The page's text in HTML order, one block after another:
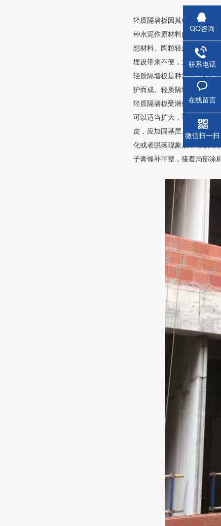
轻质隔墙板因其稳定的物理
种水泥作原材料的轻质墙板
想材料。陶粒轻质隔墙板砖
埋设带来不便，尤其是厨房
轻质隔墙板是种新型节能墙
护而成。轻质隔墙板具有质
轻质隔墙板受潮修补方法1
可以适当扩大，可比现有返
皮，应加固基层。在施工时
化或者脱落现象后，可以对
子膏修补平整，接着局部涂
QQ咨询
联系电话
蒸压钢
在线留言
微信扫一扫